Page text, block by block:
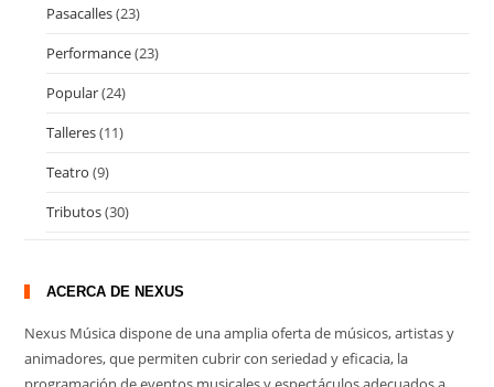
Pasacalles(23)
Performance(23)
Popular(24)
Talleres(11)
Teatro (9)
Tributos(30)
ACERCA DE NEXUS
Nexus Música dispone de una amplia oferta de músicos, artistas y
animadores, que permiten cubrir con seriedad y eficacia, la